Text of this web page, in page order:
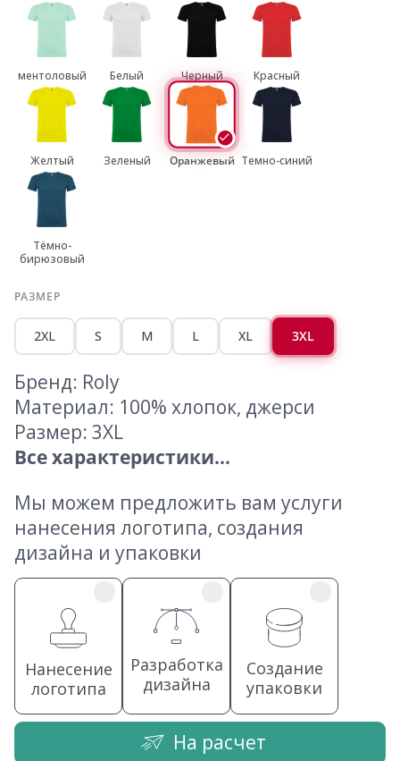
ментоловый Белый Черный Красный
Желтый Зеленый Оранжевый Темно-синий
Тёмно-
бирюзовый
РАЗМЕР
2XL S M L XL 3XL
Бренд: Roly
Материал: 100% хлопок, джерси
Размер: 3XL
Все характеристики...
Мы можем предложить вам услуги
нанесения логотипа, создания
дизайна и упаковки
Нанесение
логотипа
Разработка
дизайна
Создание
упаковки
На расчет